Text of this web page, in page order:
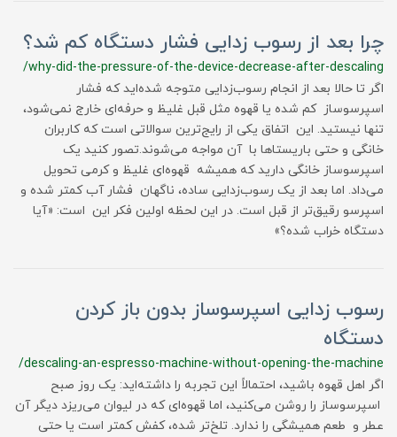
چرا بعد از رسوب زدایی فشار دستگاه کم شد؟
/why-did-the-pressure-of-the-device-decrease-after-descaling
اگر تا حالا بعد از انجام رسوب‌زدایی متوجه شده‌اید که فشار
اسپرسوساز کم شده یا قهوه مثل قبل غلیظ و حرفه‌ای خارج نمی‌شود،
تنها نیستید. این اتفاق یکی از رایج‌ترین سوالاتی است که کاربران
خانگی و حتی باریستاها با آن مواجه می‌شوند.تصور کنید یک
اسپرسوساز خانگی دارید که همیشه قهوه‌ای غلیظ و کرمی تحویل
می‌داد. اما بعد از یک رسوب‌زدایی ساده، ناگهان فشار آب کمتر شده و
اسپرسو رقیق‌تر از قبل است. در این لحظه اولین فکر این است: «آیا
دستگاه خراب شده؟»
رسوب زدایی اسپرسوساز بدون باز کردن
دستگاه
/descaling-an-espresso-machine-without-opening-the-machine
اگر اهل قهوه باشید، احتمالاً این تجربه را داشته‌اید: یک روز صبح
اسپرسوساز را روشن می‌کنید، اما قهوه‌ای که در لیوان می‌ریزد دیگر آن
عطر و طعم همیشگی را ندارد. تلخ‌تر شده، کفش کمتر است یا حتی